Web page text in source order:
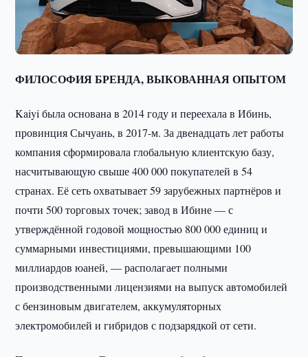
ФИЛОСОФИЯ БРЕНДА, ВЫКОВАННАЯ ОПЫТОМ
Kaiyi была основана в 2014 году и переехала в Ибинь,
провинция Сычуань, в 2017-м. За двенадцать лет работы
компания сформировала глобальную клиентскую базу,
насчитывающую свыше 400 000 покупателей в 54
странах. Её сеть охватывает 59 зарубежных партнёров и
почти 500 торговых точек; завод в Ибине — с
утверждённой годовой мощностью 800 000 единиц и
суммарными инвестициями, превышающими 100
миллиардов юаней, — располагает полными
производственными лицензиями на выпуск автомобилей
с бензиновым двигателем, аккумуляторных
электромобилей и гибридов с подзарядкой от сети.